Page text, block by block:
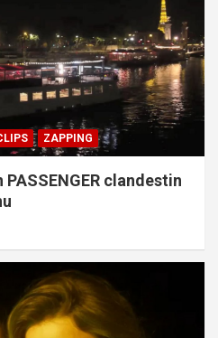
ZAPPING
PASSENGER clandestin